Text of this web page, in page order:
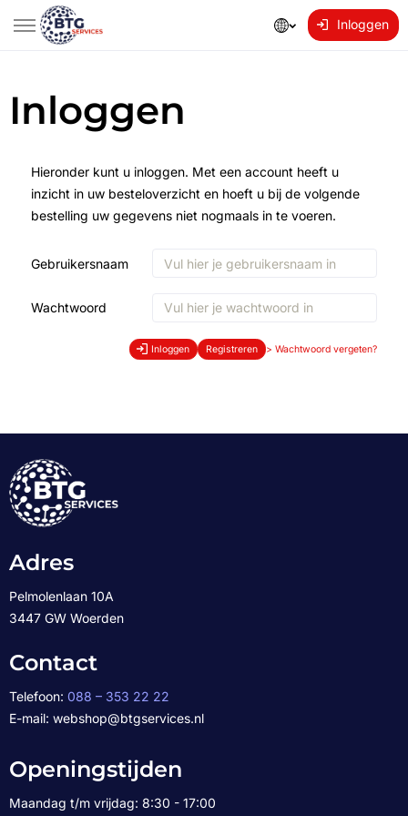
Inloggen
Inloggen
Hieronder kunt u inloggen. Met een account heeft u
inzicht in uw besteloverzicht en hoeft u bij de volgende
bestelling uw gegevens niet nogmaals in te voeren.
Gebruikersnaam
Wachtwoord
Inloggen Registreren > Wachtwoord vergeten?
Adres
Pelmolenlaan 10A
3447 GW Woerden
Contact
Telefoon: 088 – 353 22 22
E-mail: webshop@btgservices.nl
Openingstijden
Maandag t/m vrijdag: 8:30 - 17:00